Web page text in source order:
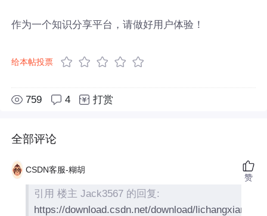
作为一个知识分享平台，请做好用户体验！
给本帖投票
759 4 打赏
全部评论
CSDN客服-糊胡
引用 楼主 Jack3567 的回复:
https://download.csdn.net/download/
赞